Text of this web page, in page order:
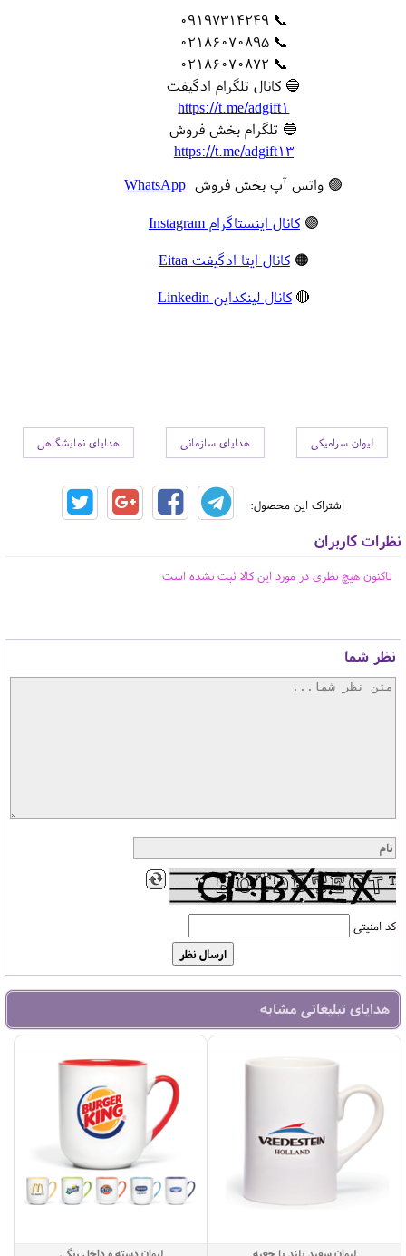
📞 09197314249
📞 02186070895
📞 02186070872
🔵 کانال تلگرام ادگیفت
https://t.me/adgift1
🔵 تلگرام بخش فروش
https://t.me/adgift13
🟢 واتس آپ بخش فروش WhatsApp
🟣کانال اینستاگرام Instagram
🟠کانال ایتا ادگیفت Eitaa
🔴 کانال لینکداین Linkedin
لیوان سرامیکی هدایای سازمانی هدایای نمایشگاهی
اشتراک این محصول:
نظرات کاربران
تاکنون هیچ نظری در مورد این کالا ثبت نشده است
نظر شما
کد امنیتی
هدایای تبلیغاتی مشابه
لیوان سفید بلند با جعبه لیوان دسته و داخل رنگی